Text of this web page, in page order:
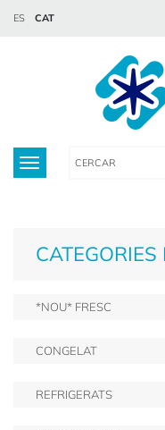
ES CAT
Toggle navigation
*NOU* FRESC
CONGELAT
REFRIGERATS